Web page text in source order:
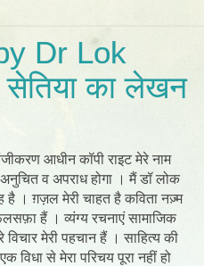
Dr Lok
का लेखन
आधीन कॉपी राइट मेरे नाम
व अपराध होगा । मैं डॉ लोक
है । ग़ज़ल मेरी चाहत है कविता नज़्म
हैं । व्यंग्य रचनाएं सामाजिक
मेरी पहचान हैं । साहित्य की
विधा से मेरा परिचय पूरा नहीं हो